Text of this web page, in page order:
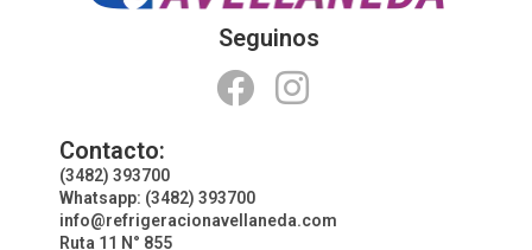
Seguinos
Contacto:
(3482) 393700
Whatsapp: (3482) 393700
info@refrigeracionavellaneda.com
Ruta 11 N° 855